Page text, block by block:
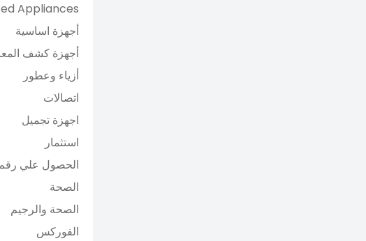
Appliances
أجهزة اساسية
أجهزة كشف
أزياء وعطور
اتصالات
اجهزة تجميل
استثمار
الحصول علي رقم
الصحة
الصحة والرجيم
الفوركس